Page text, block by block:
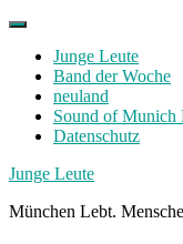
Skip
contentJunge Leute
Band der Woche
neuland
Sound of Munich
Datenschutz
Facebook
Twitter
Instagram
Junge Leute
München Lebt.